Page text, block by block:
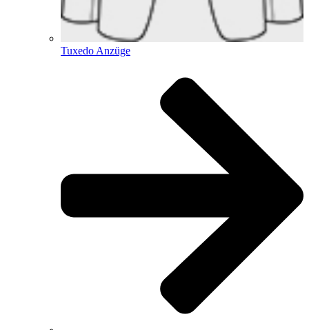
Tuxedo Anzüge